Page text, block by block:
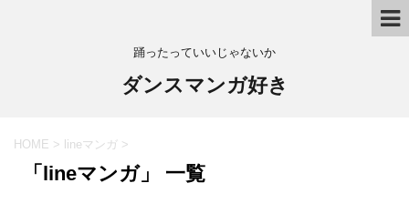
踊ったっていいじゃないか
ダンスマンガ好き
HOME > lineマンガ >
「lineマンガ」 一覧